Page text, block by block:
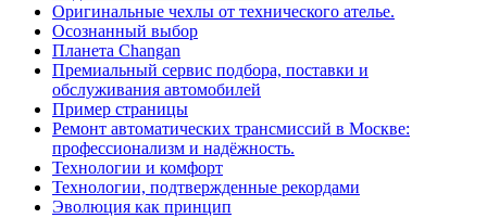
Оригинальные чехлы от технического ателье.
Осознанный выбор
Планета Changan
Премиальный сервис подбора, поставки и
обслуживания автомобилей
Пример страницы
Ремонт автоматических трансмиссий в Москве:
профессионализм и надёжность.
Технологии и комфорт
Технологии, подтвержденные рекордами
Эволюция как принцип